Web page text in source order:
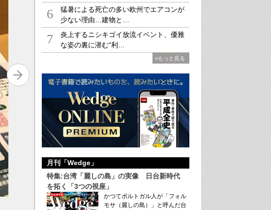
6
猛暑による死亡の多い欧州でエアコンが
少ない理由…建物と…
7
炎上するニシキゴイ放流イベント、優雅
な姿の裏に潜む“利…
»もっと見る
月刊「Wedge」
特集:台湾「麗しの島」の実像 日台新時代
を拓く「3つの視座」
かつてポルトガル人が「フォル
モサ（麗しの島）」と呼んだ台